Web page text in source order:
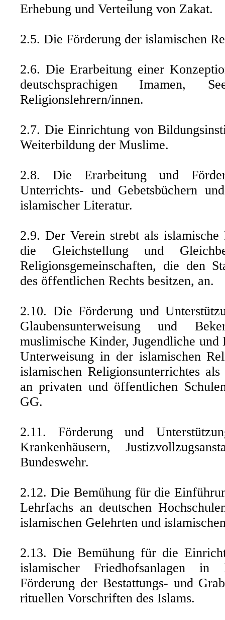
Erhebung und Verteilung von Zakat.
2.5. Die Förderung der islamischen
2.6. Die Erarbeitung einer
deutschsprachigen Imamen,
Religionslehrern/innen.
2.7. Die Einrichtung von
Weiterbildung der Muslime.
2.8. Die Erarbeitung und
Unterrichts- und Gebetsbüchern
islamischer Literatur.
2.9. Der Verein strebt als islamische
die Gleichstellung und
Religionsgemeinschaften, die den
des öffentlichen Rechts besitzen, an.
2.10. Die Förderung und
Glaubensunterweisung und
muslimische Kinder, Jugendliche und
Unterweisung in der islamischen
islamischen Religionsunterrichtes
an privaten und öffentlichen
GG.
2.11. Förderung und
Krankenhäusern,
Bundeswehr.
2.12. Die Bemühung für die
Lehrfachs an deutschen
islamischen Gelehrten und
2.13. Die Bemühung für die
islamischer Friedhofsanlagen
Förderung der Bestattungs- und
rituellen Vorschriften des Islams.